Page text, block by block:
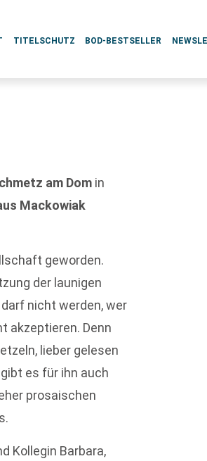
TITELSCHUTZ BOD-BESTSELLER
am Dom in
Mackowiak
geworden.
der launigen
nicht werden, wer
akzeptieren. Denn
lieber gelesen
es für ihn auch
prosaischen
Kollegin Barbara,